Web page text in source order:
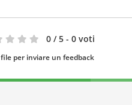
0 / 5 - 0 voti
per inviare un feedback